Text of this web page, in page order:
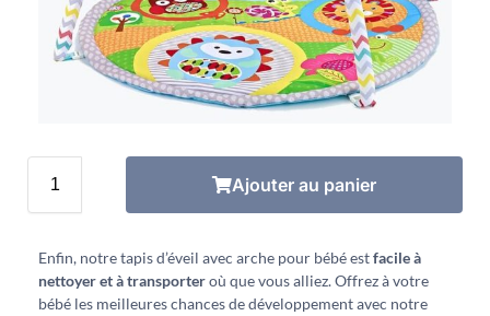
Ajouter au panier
Enfin, notre tapis d’éveil avec arche pour bébé estfacile à
nettoyer et à transporteroù que vous alliez. Offrez à votre
bébé les meilleures chances de développement avec notre